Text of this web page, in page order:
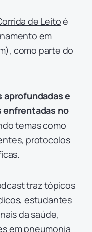
de Leitoé
em
como parte do
aprofundadas e
enfrentadas no
temas como
protocolos
traz tópicos
estudantes
da saúde,
em pneumonia